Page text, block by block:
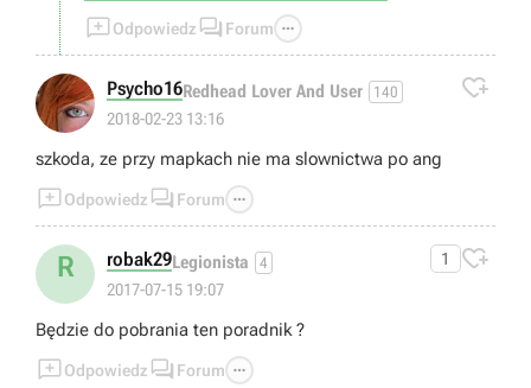
Odpowiedz  Forum 
Psycho16Redhead Lover And User 140
2018-02-23 13:16

szkoda, ze przy mapkach nie ma slownictwa po ang
Odpowiedz  Forum 
R robak29Legionista 4
2017-07-15 19:07
1 
Będzie do pobrania ten poradnik ?
Odpowiedz  Forum 